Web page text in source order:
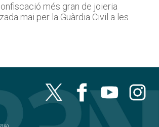
més gran de joieria
mai per la Guàrdia Civil a les